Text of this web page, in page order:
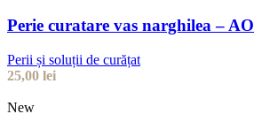
Perie curatare vas narghilea – AO
Perii și soluții de curățat
25,00 lei
New